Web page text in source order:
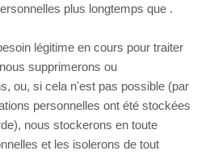
plus longtemps que .
légitime en cours pour traiter
supprimerons ou
ou, si cela n'est pas possible (par
personnelles ont été stockées
nous stockerons en toute
et les isolerons de tout